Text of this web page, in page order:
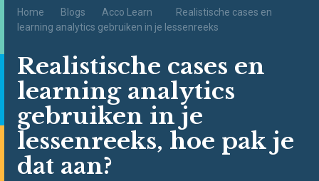
Home Blogs Acco Learn
Realistische cases en
learning analytics gebruiken in je lessenreeks
Realistische cases en
learning analytics
gebruiken in je
lessenreeks, hoe pak je
dat aan?